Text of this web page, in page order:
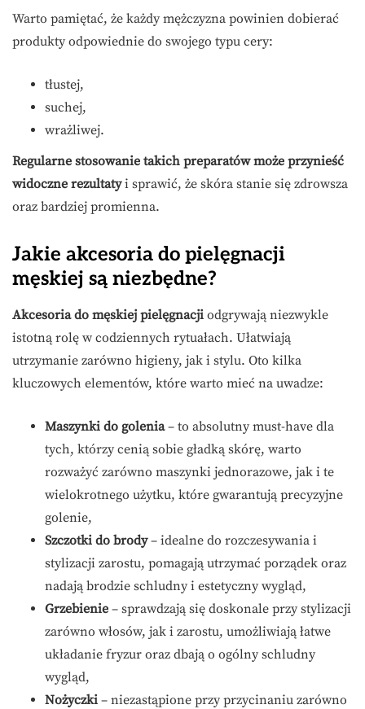
Warto pamiętać, że każdy mężczyzna powinien dobierać
produkty odpowiednie do swojego typu cery:
tłustej,
suchej,
wrażliwej.
Regularne stosowanie takich preparatów może przynieść
widoczne rezultatyi sprawić, że skóra stanie się zdrowsza
oraz bardziej promienna.
Jakie akcesoria do pielęgnacji
męskiej są niezbędne?
Akcesoria do męskiej pielęgnacji odgrywają niezwykle
istotną rolę w codziennych rytuałach. Ułatwiają
utrzymanie zarówno higieny, jak i stylu. Oto kilka
kluczowych elementów, które warto mieć na uwadze:
Maszynki do golenia– to absolutny must-have dla
tych, którzy cenią sobie gładką skórę, warto
rozważyć zarówno maszynki jednorazowe, jak i te
wielokrotnego użytku, które gwarantują precyzyjne
golenie,
Szczotki do brody– idealne do rozczesywania i
stylizacji zarostu, pomagają utrzymać porządek oraz
nadają brodzie schludny i estetyczny wygląd,
Grzebienie – sprawdzają się doskonale przy stylizacji
zarówno włosów, jak i zarostu, umożliwiają łatwe
układanie fryzur oraz dbają o ogólny schludny
wygląd,
Nożyczki – niezastąpione przy przycinaniu zarówno